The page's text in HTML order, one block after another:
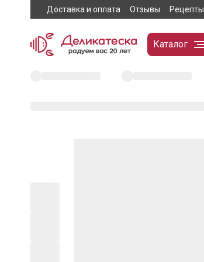
Доставка и оплата Отзывы Рецепты
Каталог